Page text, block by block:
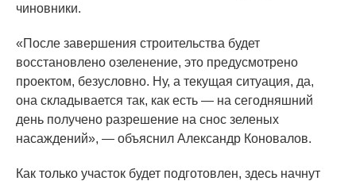
чиновники.
«После завершения строительства будет
восстановлено озеленение, это предусмотрено
проектом, безусловно. Ну, а текущая ситуация, да,
она складывается так, как есть — на сегодняшний
день получено разрешение на снос зеленых
насаждений», — объяснил Александр Коновалов.
Как только участок будет подготовлен, здесь начнут